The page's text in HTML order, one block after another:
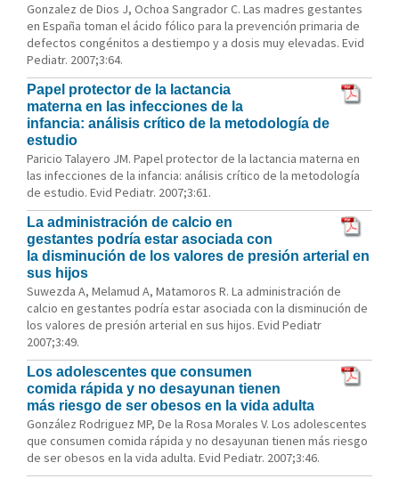
Gonzalez de Dios J, Ochoa Sangrador C. Las madres gestantes
en España toman el ácido fólico para la prevención primaria de
defectos congénitos a destiempo y a dosis muy elevadas. Evid
Pediatr. 2007;3:64.
Papel protector de la lactancia
materna en las infecciones de la
infancia: análisis crítico de la metodología de
estudio
Paricio Talayero JM. Papel protector de la lactancia materna en
las infecciones de la infancia: análisis crítico de la metodología
de estudio. Evid Pediatr. 2007;3:61.
La administración de calcio en
gestantes podría estar asociada con
la disminución de los valores de presión arterial en
sus hijos
Suwezda A, Melamud A, Matamoros R. La administración de
calcio en gestantes podría estar asociada con la disminución de
los valores de presión arterial en sus hijos. Evid Pediatr
2007;3:49.
Los adolescentes que consumen
comida rápida y no desayunan tienen
más riesgo de ser obesos en la vida adulta
González Rodriguez MP, De la Rosa Morales V. Los adolescentes
que consumen comida rápida y no desayunan tienen más riesgo
de ser obesos en la vida adulta. Evid Pediatr. 2007;3:46.